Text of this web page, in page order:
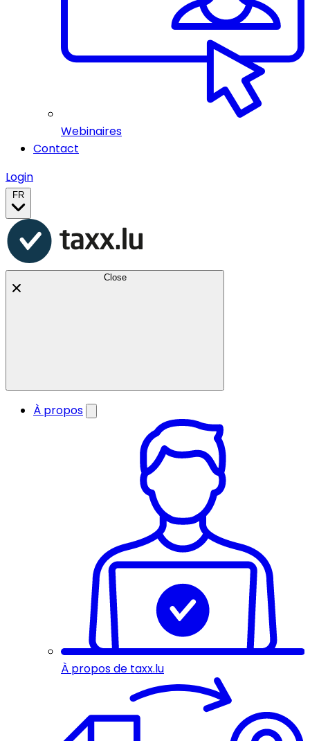
Webinaires
Contact
Login
FR
Close
À propos
À propos de taxx.lu